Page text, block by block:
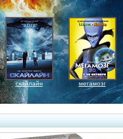
скайлайн мегамозг